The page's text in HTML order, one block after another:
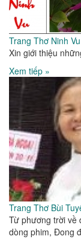
Trang Thơ Ninh Vu
Xin giới thiệu
Xem tiếp »
Trang Thơ Bùi
Từ phương trời về
dòng phim, Đong